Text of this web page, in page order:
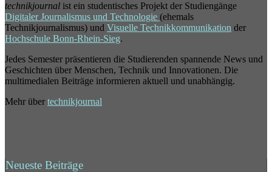
technikjournal ist ein studentisches Projekt der Studiengänge
Digitaler Journalismus und Technologie (ehemals
Technikjournalismus) und Visuelle Technikkommunikation der
Hochschule Bonn-Rhein-Sieg.
Jedes Semester präsentieren die Studierenden spannende News und
Geschichten über Menschen, Technik und Innovationen. Die
multimedialen Beiträge informieren aktuell und unabhängig.
Mehr über technikjournal
Neueste Beiträge